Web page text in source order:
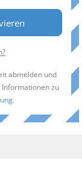
abmelden und
zu
.